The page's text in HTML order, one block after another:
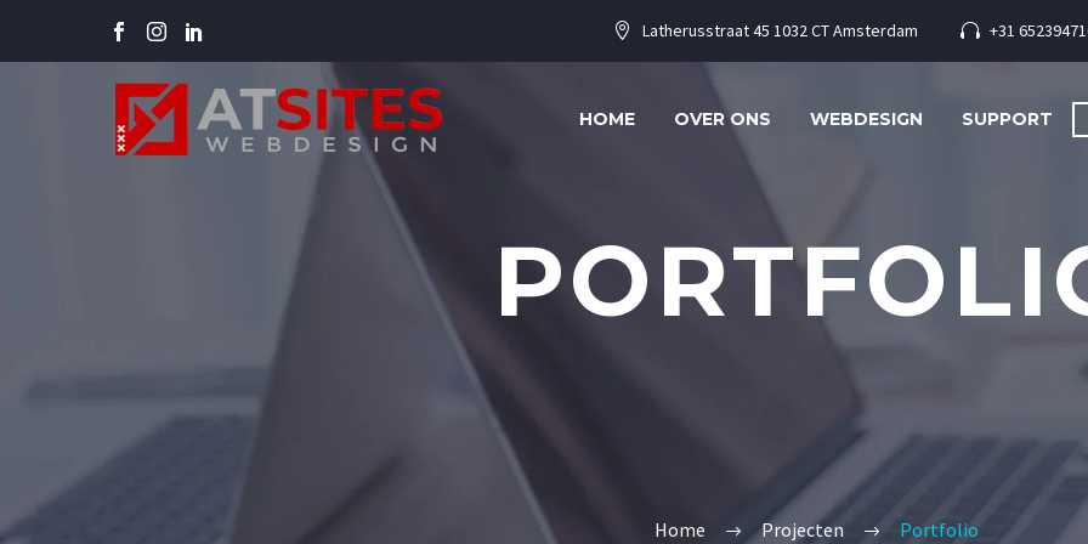

 Latherusstraat 45 1032 CT Amsterdam 
 +31
HOME OVER ONS WEBDESIGN SUPPORT
Home Projecten Portfolio